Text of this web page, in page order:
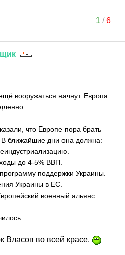
1 /6
вооружаться начнут. Европа
что Европе пора брать
В ближайшие дни она должна:
до 4-5% ВВП.
поддержки Украины.
Украины в ЕС.
военный альянс.
Власов во всей красе.